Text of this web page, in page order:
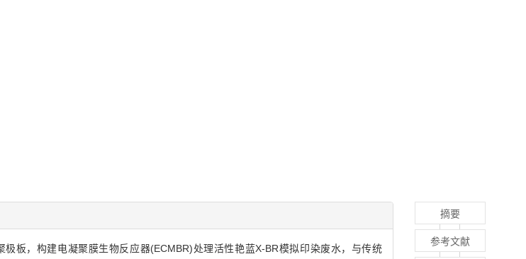
板，构建电凝聚膜生物反应器(ECMBR)处理活性艳蓝X-BR模拟印染废水，与传统
摘要
参考文献